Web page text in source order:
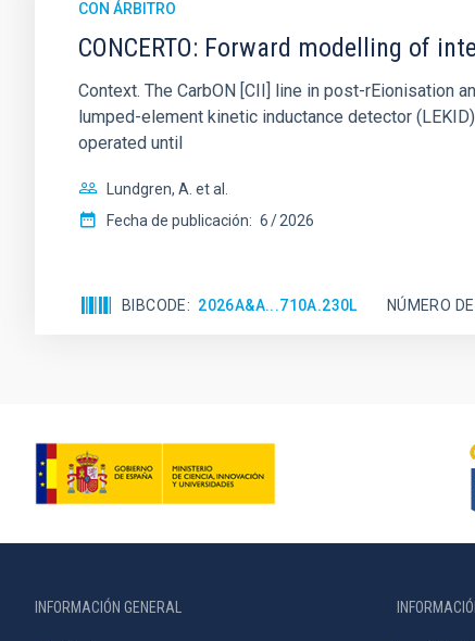
CON ÁRBITRO
CONCERTO: Forward modelling of
Context. The CarbON [CII] line in post-rEionisation
lumped-element kinetic inductance detector
operated until
Lundgren, A. et al.
Fecha de publicación: 6 2026
BIBCODE 2026A&A...710A.230L NÚMERO
INFORMACIÓN GENERAL